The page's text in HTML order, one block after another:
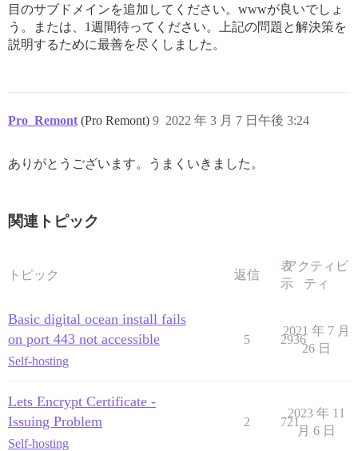
目のサブドメインを追加してください。wwwが良いでしょ
う。または、1週間待ってください。上記の問題と解決策を
説明するために最善を尽くしました。
Pro_Remont (Pro Remont) 2022 年 3 月 7 日午後 3:24
9
ありがとうございます。うまくいきました。
関連トピック
トピック 返信
表
示
アクティビ
ティ
Basic digital ocean install fails
on port 443 not accessible
Self-hosting
5 2936
2021 年 7 月
26 日
Lets Encrypt Certificate -
Issuing Problem
Self-hosting
2 721
2023 年 11
月 6 日